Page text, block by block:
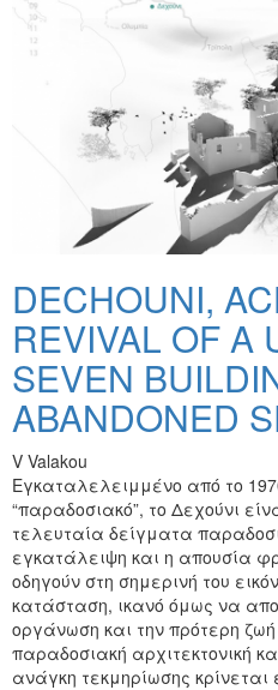
DECHOUNI,
REVIVAL OF A
SEVEN
ABANDONED
V Valakou
Εγκαταλελειμμένο από το
“παραδοσιακό”, το Δεχούνι
τελευταία δείγματα
εγκατάλειψη και η απουσία
οδηγούν στη σημερινή του
κατάσταση, ικανό όμως να
οργάνωση και την πρότερη
παραδοσιακή αρχιτεκτονική
ανάγκη τεκμηρίωσης κρίνεται